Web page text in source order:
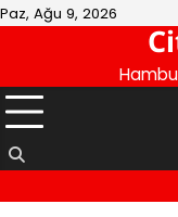
Skip
Paz, Ağu 9, 2026